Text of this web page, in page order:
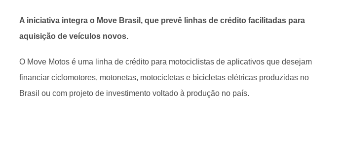
A iniciativa integra o Move Brasil, que prevê linhas de crédito facilitadas para
aquisição de veículos novos.
O Move Motos é uma linha de crédito para motociclistas de aplicativos que desejam
financiar ciclomotores, motonetas, motocicletas e bicicletas elétricas produzidas no
Brasil ou com projeto de investimento voltado à produção no país.